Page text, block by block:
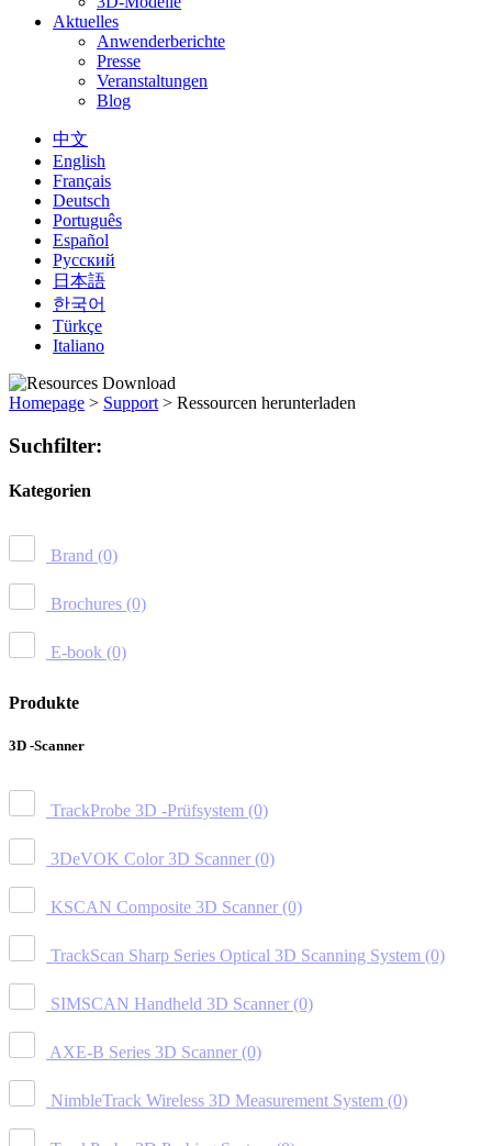
Aktuelles
Anwenderberichte
Presse
Veranstaltungen
Blog
中文
English
Français
Deutsch
Português
Español
Русский
日本語
한국어
Türkçe
Italiano
Homepage > Support > Ressourcen herunterladen
Suchfilter:
Kategorien
Brand (0)
Brochures (0)
E-book (0)
Produkte
3D -Scanner
TrackProbe 3D -Prüfsystem (0)
3DeVOK Color 3D Scanner (0)
KSCAN Composite 3D Scanner (0)
TrackScan Sharp Series Optical 3D Scanning System (0)
SIMSCAN Handheld 3D Scanner (0)
AXE-B Series 3D Scanner (0)
NimbleTrack Wireless 3D Measurement System (0)